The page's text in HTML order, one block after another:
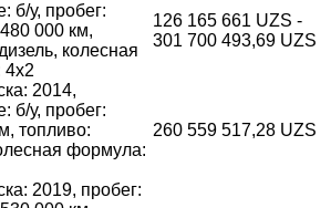
б/у, пробег:
000 км,
колесная
4x2
126 165 661 UZS -
301 700 493,69 UZS
2014,
б/у, пробег:
топливо:
формула:
260 559 517,28 UZS
2019, пробег: